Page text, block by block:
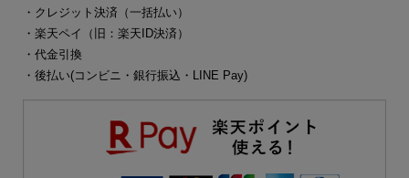
・クレジット決済（一括払い）
・楽天ペイ（旧：楽天ID決済）
・代金引換
・後払い(コンビニ・銀行振込・LINE Pay)